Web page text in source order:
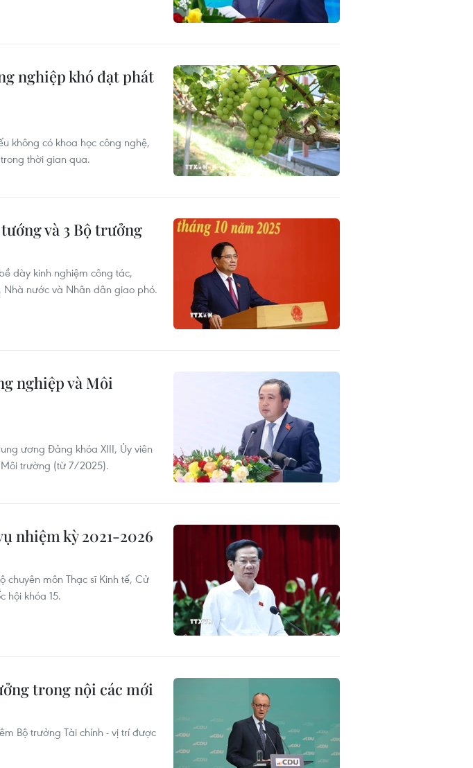
nghiệp khó đạt phát
không có khoa học công nghệ,
thời gian qua.
và 3 Bộ trưởng
dày kinh nghiệm công tác,
nước và Nhân dân giao phó.
nghiệp và Môi
ương Đảng khóa XIII, Ủy viên
trường (từ 7/2025).
nhiệm kỳ 2021-2026
môn Thạc sĩ Kinh tế, Cử
hội khóa 15.
trong nội các mới
Bộ trưởng Tài chính - vị trí được